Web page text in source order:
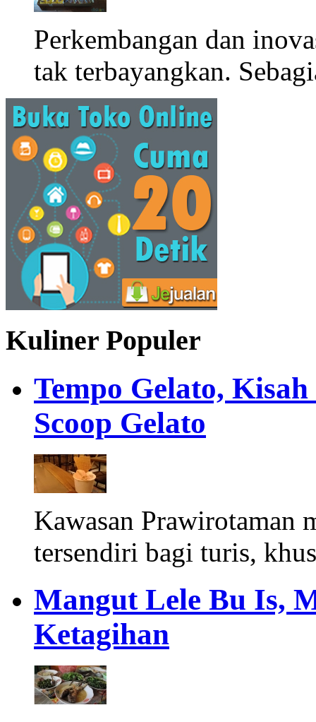
Perkembangan dan
tak terbayangkan.
Kuliner Populer
Tempo Gelato,
Scoop Gelato
Kawasan Prawirotaman
tersendiri bagi turis,
Mangut Lele Bu Is,
Ketagihan